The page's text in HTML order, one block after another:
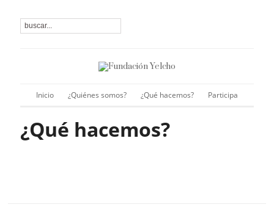
Inicio ¿Quiénes somos? ¿Qué hacemos? Participa
¿Qué hacemos?